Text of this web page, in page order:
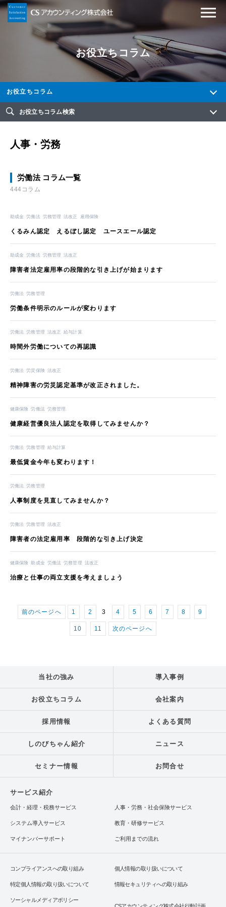
お役立ちコラム
お役立ちコラム
お役立ちコラム検索
人事・労務
労働法 コラム一覧
444コラム
助成金 労働法 労務管理 法改正 雇用保険
くるみん認定 えるぼし認定 ユースエール認定
助成金 労働法 労務管理 法改正
障害者法定雇用率の段階的な引き上げが始まります
労働法 労務管理
労働条件明示のルールが変わります
労働法 労務管理 法改正 給与計算
時間外労働についての再認識
労働法 労災保険 法改正
精神障害の労災認定基準が改正されました。
健康保険 労働法 労務管理
健康経営優良法人認定を取得してみませんか？
労働法 労務管理 給与計算
最低賃金今年も変わります！
労働法 労務管理
人事制度を見直してみませんか？
労働法 労務管理 法改正
障害者の法定雇用率 段階的な引き上げ決定
健康保険 助成金 労働法 労務管理 法改正
治療と仕事の両立支援を考えましょう
前のページへ 1 2 3 4 5 6 7 8 9
10 11 次のページへ
当社の強み 導入事例
お役立ちコラム 会社案内
採用情報 よくある質問
しのびちゃん紹介 ニュース
セミナー情報 お問合せ
サービス紹介
会計・経理・税務サービス 人事・労務・社会保険サービス
システム導入サービス 教育・研修サービス
マイナンバーサポート ご利用までの流れ
コンプライアンスへの取り組み 個人情報の取り扱いについて
特定個人情報の取り扱いについて 情報セキュリティへの取り組み
ソーシャルメディアポリシー